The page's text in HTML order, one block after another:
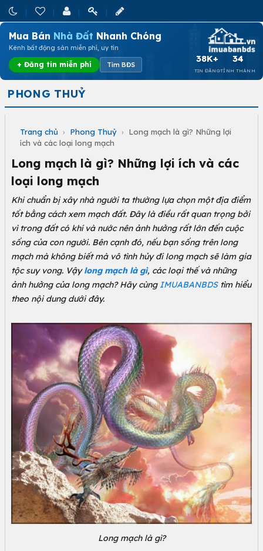
Mua Bán Nhà Đất Nhanh Chóng
Kênh bất động sản miễn phí, uy tín
+ Đăng tin miễn phí Tìm BĐS
38K+
TIN ĐĂNG
34
TỈNH THÀNH
PHONG THUỶ
Trang chủ › Phong Thuỷ ›
Long mạch là gì? Những lợi
ích và các loại long mạch
Long mạch là gì? Những lợi ích và các
loại long mạch
Khi chuẩn bị xây nhà người ta thường lựa chọn một địa điểm
tốt bằng cách xem mạch đất. Đây là điều rất quan trọng bởi
vì trong đất có khí và nước nên ảnh hưởng rất lớn đến cuộc
sống của con người. Bên cạnh đó, nếu bạn sống trên long
mạch mà không biết mà vô tình hủy đi long mạch sẽ làm gia
tộc suy vong. Vậylong mạch là gì, các loại thế và những
ảnh hưởng của long mạch? Hãy cùng IMUABANBDStìm hiểu
theo nội dung dưới đây.
Long mạch là gì?